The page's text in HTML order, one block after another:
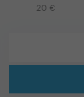
20 €